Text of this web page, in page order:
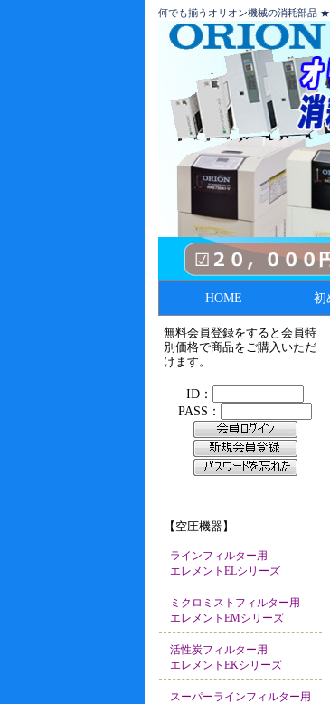
何でも揃うオリオン機械の消耗部
HOME 初
無料会員登録をすると会員特
別価格で商品をご購入いただ
けます。
【空圧機器】
ラインフィルター用
エレメントELシリーズ
ミクロミストフィルター用
エレメントEMシリーズ
活性炭フィルター用
エレメントEKシリーズ
スーパーラインフィルター用